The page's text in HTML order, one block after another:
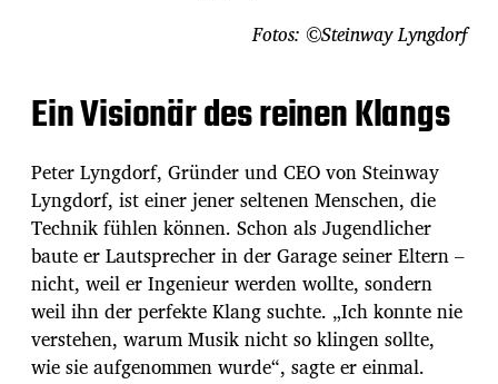
Fotos: ©Steinway Lyngdorf
Ein Visionär des reinen Klangs
Peter Lyngdorf, Gründer und CEO von Steinway
Lyngdorf, ist einer jener seltenen Menschen, die
Technik fühlen können. Schon als Jugendlicher
baute er Lautsprecher in der Garage seiner Eltern –
nicht, weil er Ingenieur werden wollte, sondern
weil ihn der perfekte Klang suchte. „Ich konnte nie
verstehen, warum Musik nicht so klingen sollte,
wie sie aufgenommen wurde“, sagte er einmal.